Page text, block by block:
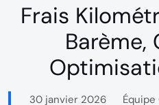
Frais
Barème,
30 janvier 2026